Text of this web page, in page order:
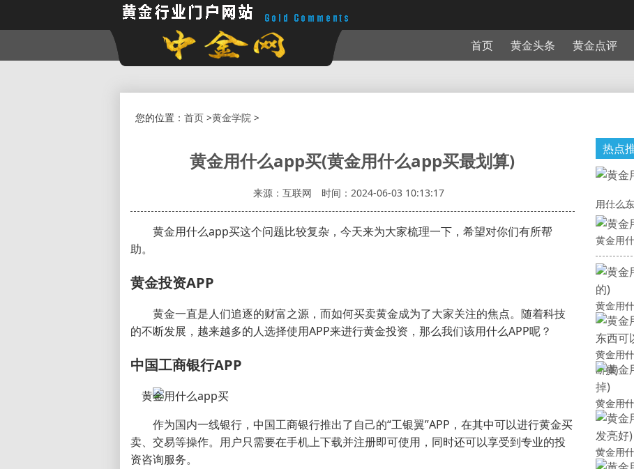
首页 黄金头条 黄金点评
您的位置： 首页>黄金学院 >
黄金用什么app买(黄金用什么app买最划算)
来源：互联网 时间：2024-06-03 10:13:17
黄金用什么app买这个问题比较复杂，今天来为大家梳理一下，希望对你们有所帮
助。
黄金投资APP
黄金一直是人们追逐的财富之源，而如何买卖黄金成为了大家关注的焦点。随着科技
的不断发展，越来越多的人选择使用APP来进行黄金投资，那么我们该用什么APP呢？
中国工商银行APP
作为国内一线银行，中国工商银行推出了自己的“工银翼”APP，在其中可以进行黄金买
卖、交易等操作。用户只需要在手机上下载并注册即可使用，同时还可以享受到专业的投
资咨询服务。
热点
用什么
黄金用
黄金用
黄金用
断掉)
黄金用
黄金用